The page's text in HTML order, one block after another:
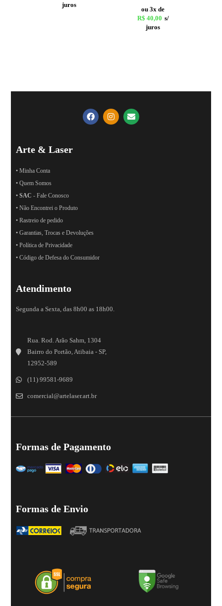
juros
ou 3x de
R$ 40,00 s/
juros
Arte & Laser
• Minha Conta
• Quem Somos
•SAC - Fale Conosco
• Não Encontrei o Produto
• Rastreio de pedido
• Garantias, Trocas e Devoluções
• Política de Privacidade
• Código de Defesa do Consumidor
Atendimento
Segunda a Sexta, das 8h00 as 18h00.
Rua. Rod. Arão Sahm, 1304
Bairro do Portão, Atibaia - SP,
12952-589
(11) 99581-9689
comercial@artelaser.art.br
Formas de Pagamento
Formas de Envio